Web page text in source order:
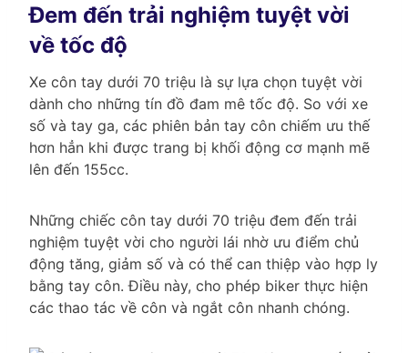
Đem đến trải nghiệm tuyệt vời
về tốc độ
Xe côn tay dưới 70 triệu là sự lựa chọn tuyệt vời
dành cho những tín đồ đam mê tốc độ. So với xe
số và tay ga, các phiên bản tay côn chiếm ưu thế
hơn hẳn khi được trang bị khối động cơ mạnh mẽ
lên đến 155cc.
Những chiếc côn tay dưới 70 triệu đem đến trải
nghiệm tuyệt vời cho người lái nhờ ưu điểm chủ
động tăng, giảm số và có thể can thiệp vào hợp ly
bằng tay côn. Điều này, cho phép biker thực hiện
các thao tác về côn và ngắt côn nhanh chóng.